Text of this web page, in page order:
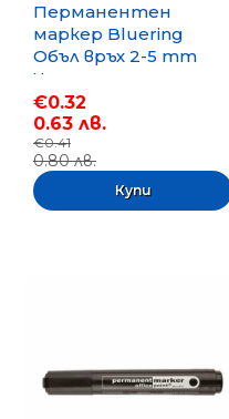
Перманентен
маркер Bluering
Объл връх 2-5 mm
Черен
€0.32
0.63 лв.
€0.41
0.80 лв.